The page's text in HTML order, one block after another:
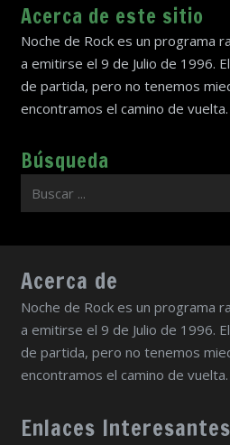
Acerca de este sitio
Noche de Rock es un programa
a emitirse el 9 de Julio de 1996. El
de partida, pero no tenemos
encontramos el camino de vuelta.
Búsqueda
Acerca de
Noche de Rock es un programa
a emitirse el 9 de Julio de 1996.
de partida, pero no tenemos
encontramos el camino de vuelta.
Enlaces Interesantes